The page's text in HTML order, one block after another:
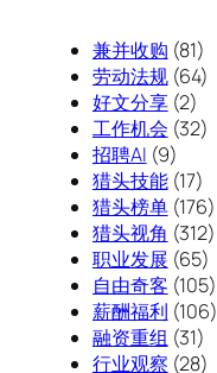
兼并收购 (81)
劳动法规(64)
好文分享(2)
工作机会 (32)
招聘AI (9)
猎头技能(17)
猎头榜单(176)
猎头视角 (312)
职业发展 (65)
自由奇客 (105)
薪酬福利 (106)
融资重组 (31)
行业观察 (28)